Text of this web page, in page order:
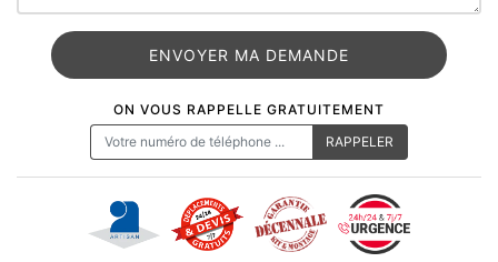
ON VOUS RAPPELLE GRATUITEMENT